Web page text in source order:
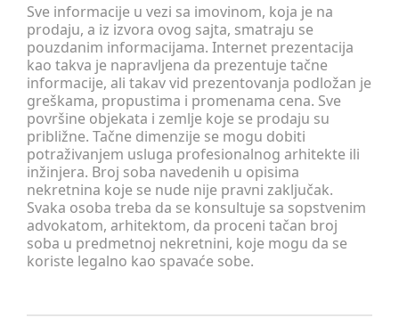
Sve informacije u vezi sa imovinom, koja je na
prodaju, a iz izvora ovog sajta, smatraju se
pouzdanim informacijama. Internet prezentacija
kao takva je napravljena da prezentuje tačne
informacije, ali takav vid prezentovanja podložan je
greškama, propustima i promenama cena. Sve
površine objekata i zemlje koje se prodaju su
približne. Tačne dimenzije se mogu dobiti
potraživanjem usluga profesionalnog arhitekte ili
inžinjera. Broj soba navedenih u opisima
nekretnina koje se nude nije pravni zaključak.
Svaka osoba treba da se konsultuje sa sopstvenim
advokatom, arhitektom, da proceni tačan broj
soba u predmetnoj nekretnini, koje mogu da se
koriste legalno kao spavaće sobe.